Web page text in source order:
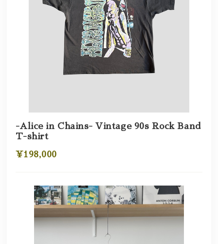
-Alice in Chains- Vintage 90s Rock Band
T-shirt
¥198,000